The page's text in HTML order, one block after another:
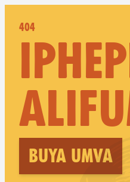
404
Buya umva